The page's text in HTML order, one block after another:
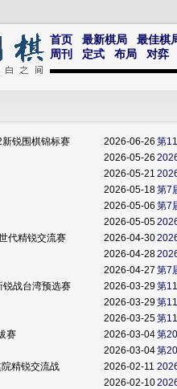
首页 最新棋局
最佳棋
周刊
定式 布局 对弈
锐围棋锦标赛 2026-06-26 第
2026-05-26
2026-05-21
2026-05-18第7
2026-05-06 第7
2026-05-05
代精锐交流赛 2026-04-30
2026-04-28
2026-04-27 第7
战台湾预选赛 2026-03-29第
2026-03-29第
2026-03-25第
赛 2026-03-04第
2026-03-04第
精锐交流战 2026-02-11
2026-02-10